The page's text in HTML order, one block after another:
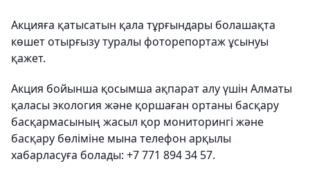
Акцияға қатысатын қала тұрғындары болашақта
көшет отырғызу туралы фоторепортаж ұсынуы
қажет.
Акция бойынша қосымша ақпарат алу үшін Алматы
қаласы экология және қоршаған ортаны басқару
басқармасының жасыл қор мониторингі және
басқару бөліміне мына телефон арқылы
хабарласуға болады: +7 771 894 34 57.